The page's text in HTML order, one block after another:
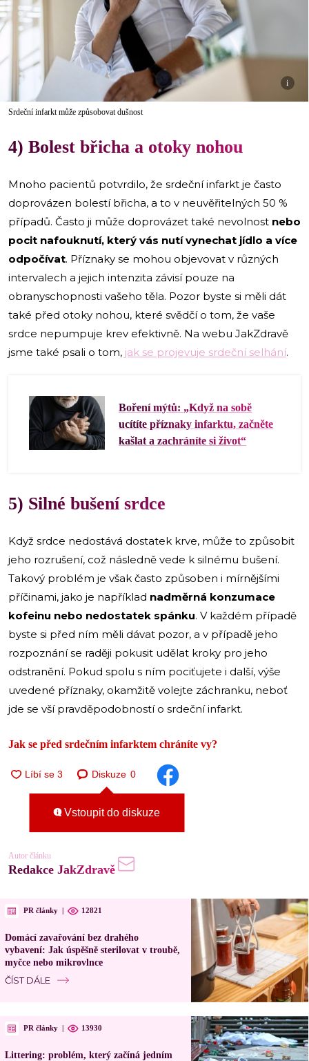
i
Srdeční infarkt může způsobovat dušnost
4) Bolest břicha a otoky nohou
Mnoho pacientů potvrdilo, že srdeční infarkt je často
doprovázen bolestí břicha, a to v neuvěřitelných 50 %
případů. Často ji může doprovázet také nevolnost nebo
pocit nafouknutí, který vás nutí vynechat jídlo a více
odpočívat. Příznaky se mohou objevovat v různých
intervalech a jejich intenzita závisí pouze na
obranyschopnosti vašeho těla. Pozor byste si měli dát
také před otoky nohou, které svědčí o tom, že vaše
srdce nepumpuje krev efektivně. Na webu JakZdravě
jsme také psali o tom, jak se projevuje srdeční selhání.
Boření mýtů: „Když na sobě
ucítíte příznaky infarktu, začněte
kašlat a zachráníte si život“
5) Silné bušení srdce
Když srdce nedostává dostatek krve, může to způsobit
jeho rozrušení, což následně vede k silnému bušení.
Takový problém je však často způsoben i mírnějšími
příčinami, jako je například nadměrná konzumace
kofeinu nebo nedostatek spánku. V každém případě
byste si před ním měli dávat pozor, a v případě jeho
rozpoznání se raději pokusit udělat kroky pro jeho
odstranění. Pokud spolu s ním pociťujete i další, výše
uvedené příznaky, okamžitě volejte záchranku, neboť
jde se vší pravděpodobností o srdeční infarkt.
Jak se před srdečním infarktem chráníte vy?
Diskuze 0
Vstoupit do diskuze
Autor článku
Redakce JakZdravě
PR články 12821
Domácí zavařování bez drahého
vybavení: Jak úspěšně sterilovat v troubě,
myčce nebo mikrovlnce
ČÍST DÁLE
PR články 13930
Littering: problém, který začíná jedním